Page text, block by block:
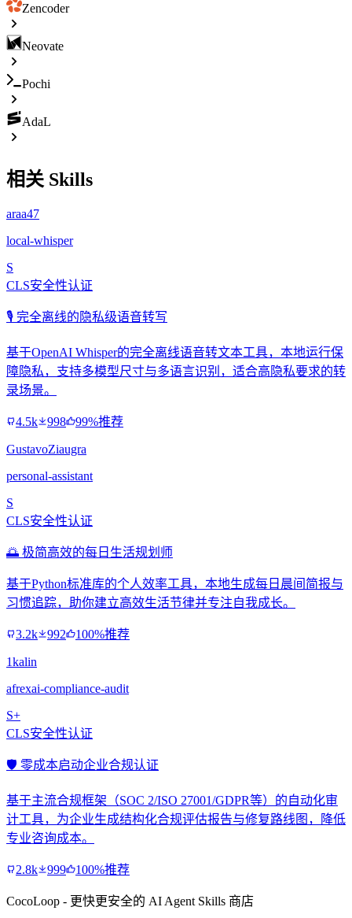
Zencoder
Neovate
Pochi
AdaL
相关 Skills
araa47
local-whisper
S
CLS安全性认证
🎙️ 完全离线的隐私级语音转写
基于OpenAI Whisper的完全离线语音转文本工具，本地运行保
障隐私，支持多模型尺寸与多语言识别，适合高隐私要求的转
录场景。
4.5k 998 99%推荐
GustavoZiaugra
personal-assistant
S
CLS安全性认证
🌅 极简高效的每日生活规划师
基于Python标准库的个人效率工具，本地生成每日晨间简报与
习惯追踪，助你建立高效生活节律并专注自我成长。
3.2k 992 100%推荐
1kalin
afrexai-compliance-audit
S+
CLS安全性认证
🛡️ 零成本启动企业合规认证
基于主流合规框架（SOC 2/ISO 27001/GDPR等）的自动化审
计工具，为企业生成结构化合规评估报告与修复路线图，降低
专业咨询成本。
2.8k 999 100%推荐
CocoLoop - 更快更安全的 AI Agent Skills 商店